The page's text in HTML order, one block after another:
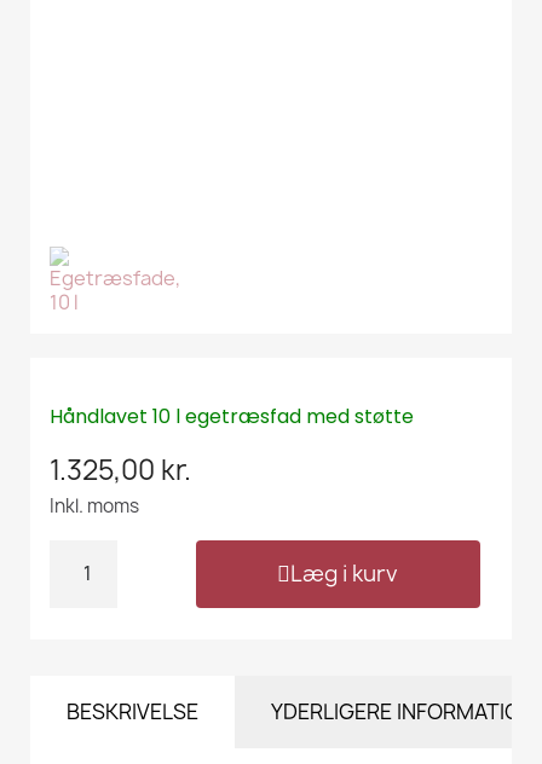
Håndlavet 10 l egetræsfad med støtte
1.325,00 kr.
Inkl. moms
Læg i kurv
BESKRIVELSE YDERLIGERE INFORMATION